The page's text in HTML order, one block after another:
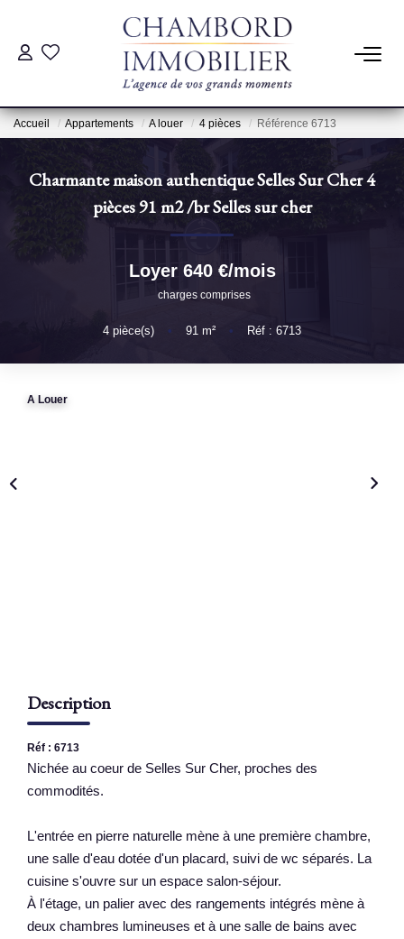
ACHAT
ESTIMATION
Estimation Par Un Professionnel
GESTION
Accueil Appartements A louer 4 pièces Référence 6713
Charmante maison authentique Selles Sur Cher 4
pièces 91 m2/brSelles sur cher
Loyer 640 €/mois
charges comprises
4 pièce(s) • 91 m² • Réf : 6713
A Louer
Description
Réf : 6713
Nichée au coeur de Selles Sur Cher, proches des
commodités.
L'entrée en pierre naturelle mène à une première chambre,
une salle d'eau dotée d'un placard, suivi de wc séparés. La
cuisine s'ouvre sur un espace salon-séjour.
À l'étage, un palier avec des rangements intégrés mène à
deux chambres lumineuses et à une salle de bains avec